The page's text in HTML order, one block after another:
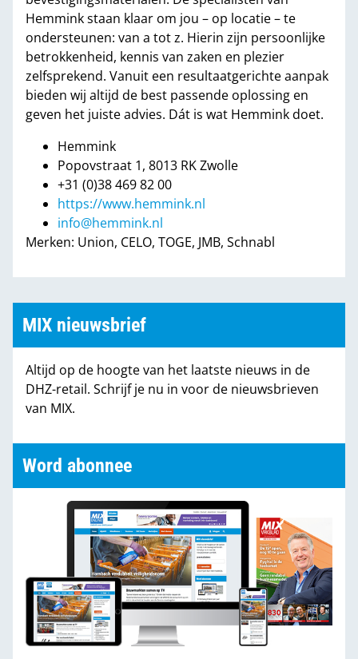
Hemmink staan klaar om jou – op locatie – te
ondersteunen: van a tot z. Hierin zijn persoonlijke
betrokkenheid, kennis van zaken en plezier
zelfsprekend. Vanuit een resultaatgerichte aanpak
bieden wij altijd de best passende oplossing en
geven het juiste advies. Dát is wat Hemmink doet.
Hemmink
Popovstraat 1, 8013 RK Zwolle
+31 (0)38 469 82 00
https://www.hemmink.nl
info@hemmink.nl
Merken: Union, CELO, TOGE, JMB, Schnabl
MIX nieuwsbrief
Altijd op de hoogte van het laatste nieuws in de
DHZ-retail. Schrijf je nu in voor de nieuwsbrieven
van MIX.
Word abonnee